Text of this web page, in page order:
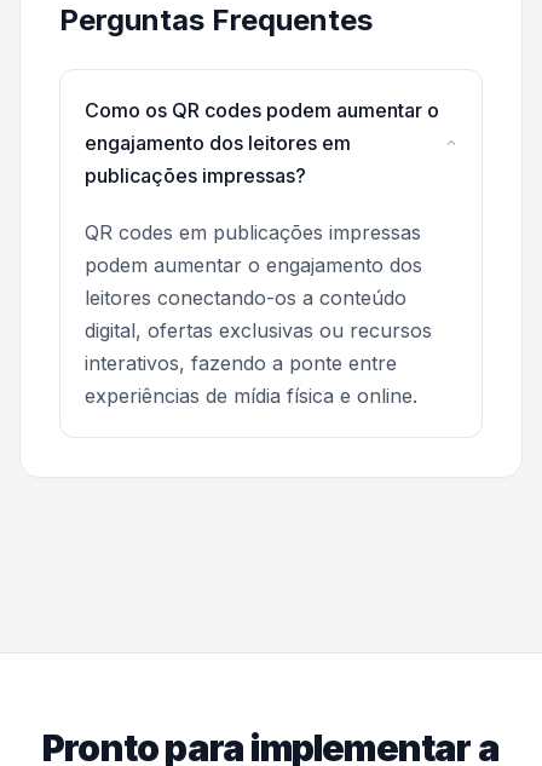
Perguntas Frequentes
Como os QR codes podem aumentar o
engajamento dos leitores em
publicações impressas?
QR codes em publicações impressas
podem aumentar o engajamento dos
leitores conectando-os a conteúdo
digital, ofertas exclusivas ou recursos
interativos, fazendo a ponte entre
experiências de mídia física e online.
Pronto para implementar a